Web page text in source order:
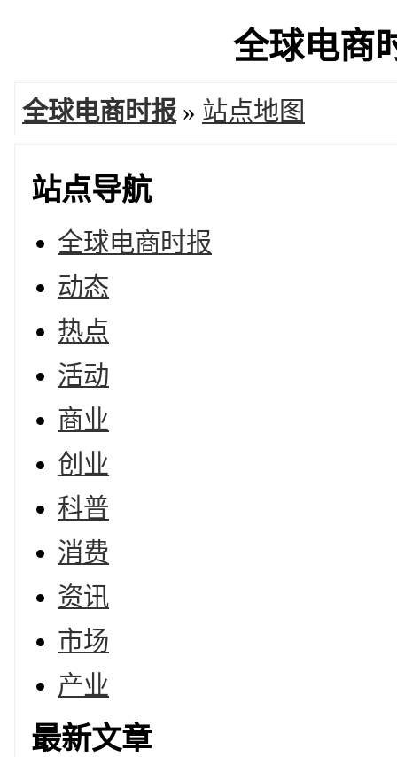
全球电商
全球电商时报 » 站点地图
站点导航
全球电商时报
动态
热点
活动
商业
创业
科普
消费
资讯
市场
产业
最新文章